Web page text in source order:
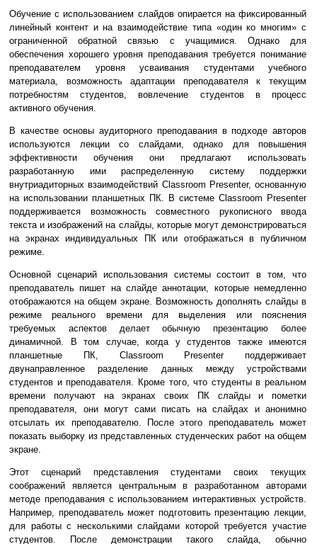
Обучение с использованием слайдов опирается на фиксированный
линейный контент и на взаимодействие типа «один ко многим» с
ограниченной обратной связью с учащимися. Однако для
обеспечения хорошего уровня преподавания требуется понимание
преподавателем уровня усваивания студентами учебного
материала, возможность адаптации преподавателя к текущим
потребностям студентов, вовлечение студентов в процесс
активного обучения.
В качестве основы аудиторного преподавания в подходе авторов
используются лекции со слайдами, однако для повышения
эффективности обучения они предлагают использовать
разработанную ими распределенную систему поддержки
внутриадиторных взаимодействий Classroom Presenter, основанную
на использовании планшетных ПК. В системе Classroom Presenter
поддерживается возможность совместного рукописного ввода
текста и изображений на слайды, которые могут демонстрироваться
на экранах индивидуальных ПК или отображаться в публичном
режиме.
Основной сценарий использования системы состоит в том, что
преподаватель пишет на слайде аннотации, которые немедленно
отображаются на общем экране. Возможность дополнять слайды в
режиме реального времени для выделения или пояснения
требуемых аспектов делает обычную презентацию более
динамичной. В том случае, когда у студентов также имеются
планшетные ПК, Classroom Presenter поддерживает
двунаправленное разделение данных между устройствами
студентов и преподавателя. Кроме того, что студенты в реальном
времени получают на экранах своих ПК слайды и пометки
преподавателя, они могут сами писать на слайдах и анонимно
отсылать их преподавателю. После этого преподаватель может
показать выборку из представленных студенческих работ на общем
экране.
Этот сценарий представления студентами своих текущих
соображений является центральным в разработанном авторами
методе преподавания с использованием интерактивных устройств.
Например, преподаватель может подготовить презентацию лекции,
для работы с несколькими слайдами которой требуется участие
студентов. После демонстрации такого слайда, обычно